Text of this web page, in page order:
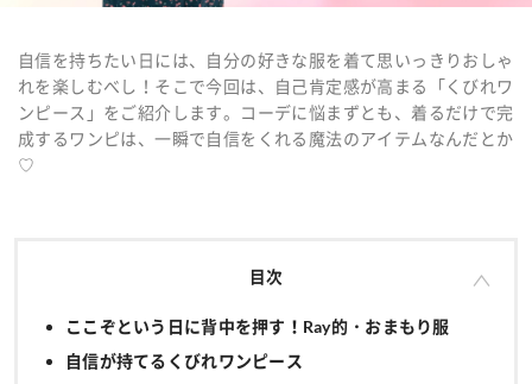
自信を持ちたい日には、自分の好きな服を着て思いっきりおしゃ
れを楽しむべし！そこで今回は、自己肯定感が高まる「くびれワ
ンピース」をご紹介します。コーデに悩まずとも、着るだけで完
成するワンピは、一瞬で自信をくれる魔法のアイテムなんだとか
♡
目次
ここぞという日に背中を押す！Ray的・おまもり服
自信が持てるくびれワンピース